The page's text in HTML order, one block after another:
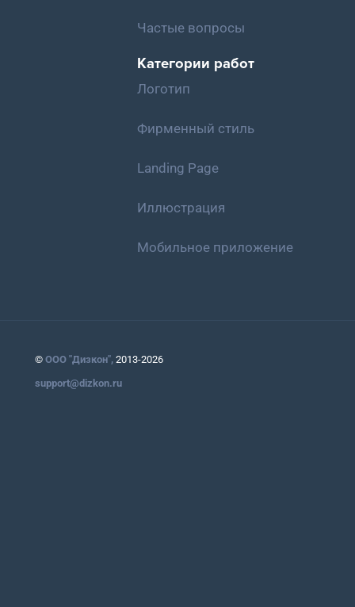
Частые вопросы
Категории работ
Логотип
Фирменный стиль
Landing Page
Иллюстрация
Мобильное приложение
© ООО "Дизкон",2013-2026
support@dizkon.ru